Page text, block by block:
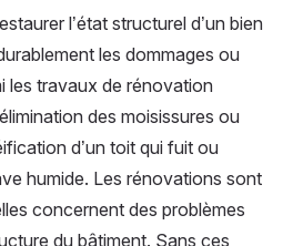
l’état structurel d’un bien
les dommages ou
les travaux de rénovation
des moisissures ou
d’un toit qui fuit ou
humide. Les rénovations sont
concernent des problèmes
du bâtiment. Sans ces